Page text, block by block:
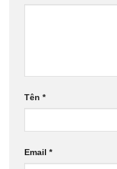
Tên *
Email *